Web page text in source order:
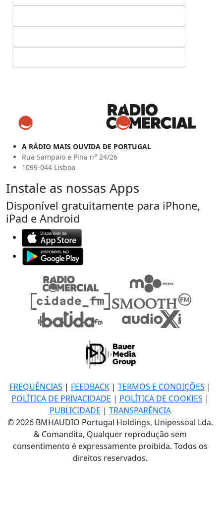
A RÁDIO MAIS OUVIDA DE PORTUGAL
Rua Sampaio e Pina n° 24/26
1099-044 Lisboa
Instale as nossas Apps
Disponível gratuitamente para iPhone,
iPad e Android
FREQUÊNCIAS | FEEDBACK| TERMOS E CONDIÇÕES |
POLÍTICA DE PRIVACIDADE | POLÍTICA DE COOKIES |
PUBLICIDADE | TRANSPARÊNCIA
© 2026 BMHAUDIO Portugal Holdings, Unipessoal Lda.
& Comandita, Qualquer reprodução sem
consentimento é expressamente proibida. Todos os
direitos reservados.